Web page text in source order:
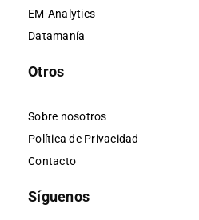
EM-Analytics
Datamanía
Otros
Sobre nosotros
Política de Privacidad
Contacto
Síguenos